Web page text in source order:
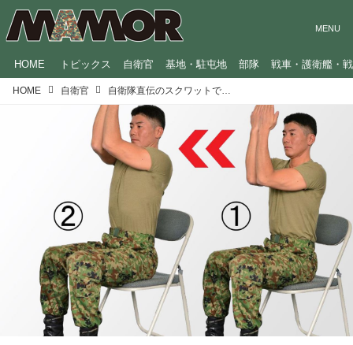
HOME トピックス 自衛官 基地・駐屯地 部隊 戦車・護衛艦・
HOME 自衛官